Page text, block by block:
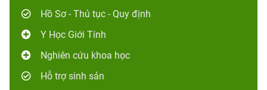
Hồ Sơ - Thủ tục - Quy định
Y Học Giới Tính
Nghiên cứu khoa học
Hỗ trợ sinh sản